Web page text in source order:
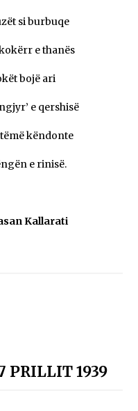
si burbuqe
e thanës
bojë ari
e qershisë
këndonte
e rinisë.
Kallarati
PRILLIT 1939